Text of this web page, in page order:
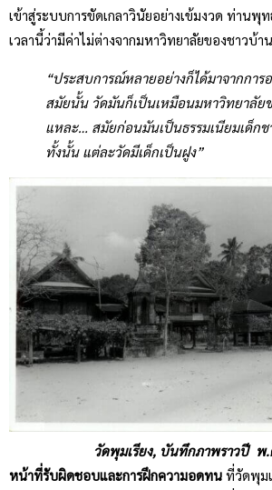
เข้าสู่ระบบการขัดเกลาวินัยอย่างเข้มงวด ท่านพุ
เวลานี้ว่ามีค่าไม่ต่างจากมหาวิทยาลัยของชาวบ้า
“ประสบการณ์หลายอย่างก็ได้มาจากกา
สมัยนั้น วัดมันก็เป็นเหมือนมหาวิทยาลัย
แหละ… สมัยก่อนมันเป็นธรรมเนียมเด็ก
ทั้งนั้น แต่ละวัดมีเด็กเป็นฝูง”
วัดพุมเรียง, บันทึกภาพราวปี พ.
หน้าที่รับผิดชอบและการฝึกความอดทน ที่วัดพุม